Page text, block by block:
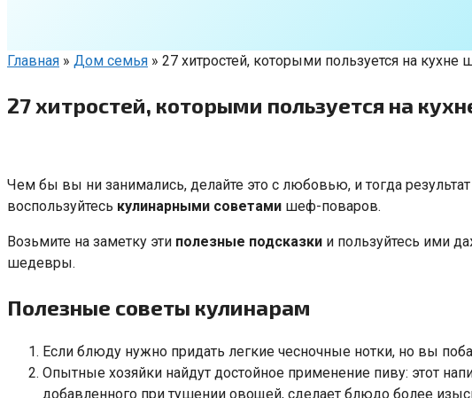
Главная » Дом семья » 27 хитростей, которыми пользуется на
27 хитростей, которыми пользуется на
Чем бы вы ни занимались, делайте это с любовью, и тогда
воспользуйтесь кулинарными советами шеф-поваров.
Возьмите на заметку эти полезные подсказки и пользуйтесь ими
шедевры.
Полезные советы кулинарам
Если блюду нужно придать легкие чесночные нотки, но вы
Опытные хозяйки найдут достойное применение пиву: этот
добавленного при тушении овощей, сделает блюдо более